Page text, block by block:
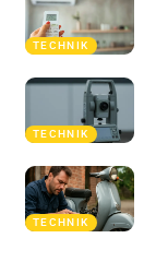
TECHNIK
TECHNIK
TECHNIK